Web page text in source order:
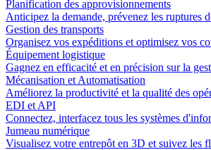
Planification des approvisionnements
Anticipez la demande, prévenez les ruptures
Gestion des transports
Organisez vos expéditions et optimisez vos
Équipement logistique
Gagnez en efficacité et en précision sur la
Mécanisation et Automatisation
Améliorez la productivité et la qualité des
EDI et API
Connectez, interfacez tous les systèmes
Jumeau numérique
Visualisez votre entrepôt en 3D et suivez les